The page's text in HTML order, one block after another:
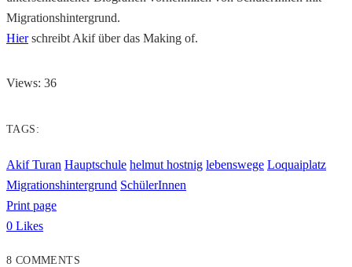
Migrationshintergrund.
Hierschreibt Akif über das Making of.
Views: 36
TAGS:
Akif Turan Hauptschule helmut hostnig lebenswege Loquaiplatz
Migrationshintergrund SchülerInnen
Print page
0 Likes
8 COMMENTS